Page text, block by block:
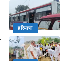
हरियाणा